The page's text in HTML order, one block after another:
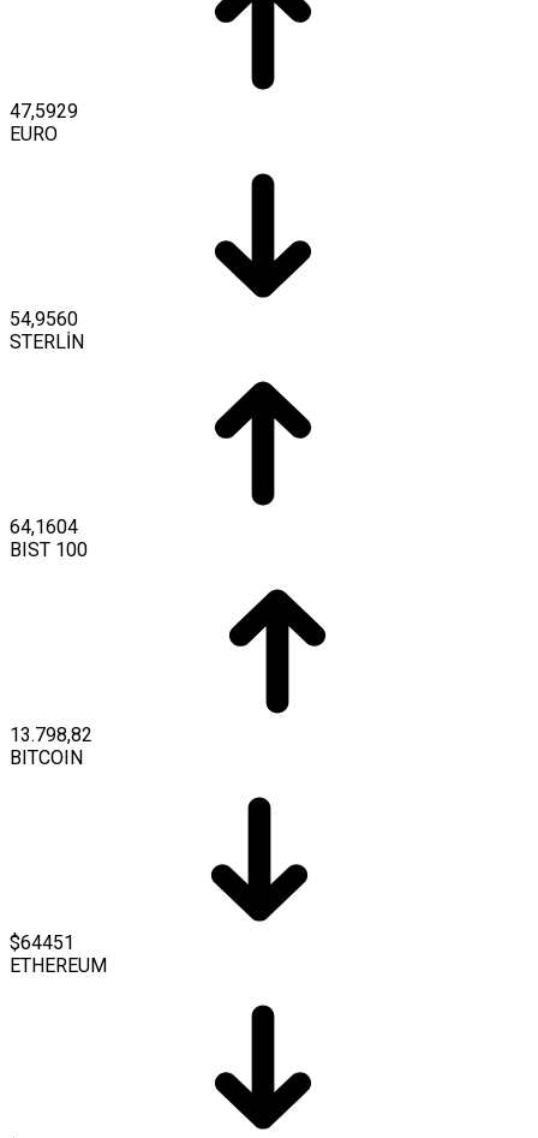
47,5929
EURO
54,9560
STERLİN
64,1604
BIST 100
13.798,82
BITCOIN
$64451
ETHEREUM